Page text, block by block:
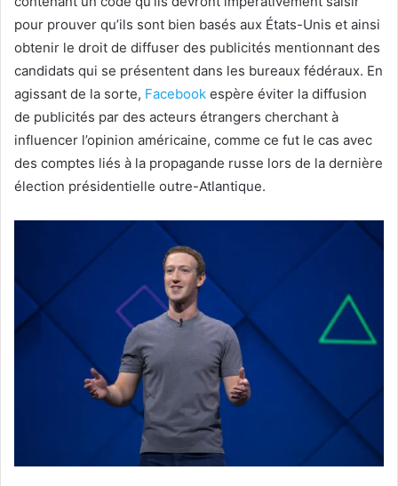
pour prouver qu’ils sont bien basés aux États-Unis et ainsi
obtenir le droit de diffuser des publicités mentionnant des
candidats qui se présentent dans les bureaux fédéraux. En
agissant de la sorte, Facebook espère éviter la diffusion
de publicités par des acteurs étrangers cherchant à
influencer l’opinion américaine, comme ce fut le cas avec
des comptes liés à la propagande russe lors de la dernière
élection présidentielle outre-Atlantique.